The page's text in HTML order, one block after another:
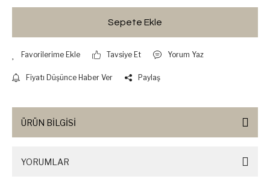
Sepete Ekle
Tavsiye Et Yorum Yaz
Fiyatı Düşünce Haber Ver Paylaş
ÜRÜN BİLGİSİ
YORUMLAR